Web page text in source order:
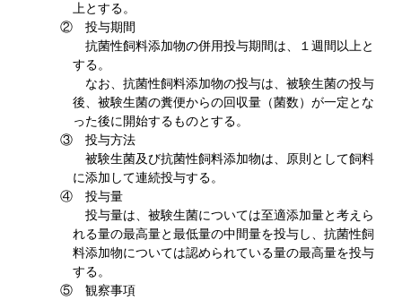
上とする。
② 投与期間
抗菌性飼料添加物の併用投与期間は、１週間以上と
する。
なお、抗菌性飼料添加物の投与は、被験生菌の投与
後、被験生菌の糞便からの回収量（菌数）が一定とな
った後に開始するものとする。
③ 投与方法
被験生菌及び抗菌性飼料添加物は、原則として飼料
に添加して連続投与する。
④ 投与量
投与量は、被験生菌については至適添加量と考えら
れる量の最高量と最低量の中間量を投与し、抗菌性飼
料添加物については認められている量の最高量を投与
する。
⑤ 観察事項